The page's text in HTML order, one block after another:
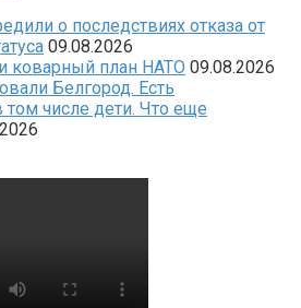
о последствиях отказа от
09.08.2026
коварный план НАТО 09.08.2026
Белгород. Есть
том числе дети. Что еще